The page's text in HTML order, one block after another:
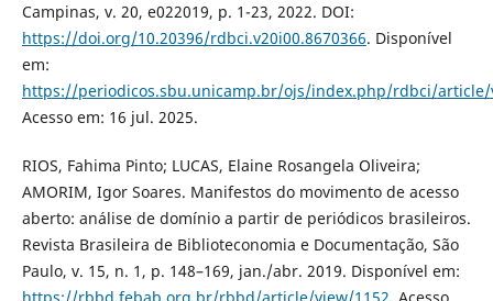
Campinas, v. 20, e022019, p. 1-23, 2022. DOI:
https://doi.org/10.20396/rdbci.v20i00.8670366. Disponível
em:
https://periodicos.sbu.unicamp.br/ojs/index.php/rdbci/article/
Acesso em: 16 jul. 2025.
RIOS, Fahima Pinto; LUCAS, Elaine Rosangela Oliveira;
AMORIM, Igor Soares. Manifestos do movimento de acesso
aberto: análise de domínio a partir de periódicos brasileiros.
Revista Brasileira de Biblioteconomia e Documentação, São
Paulo, v. 15, n. 1, p. 148–169, jan./abr. 2019. Disponível em: